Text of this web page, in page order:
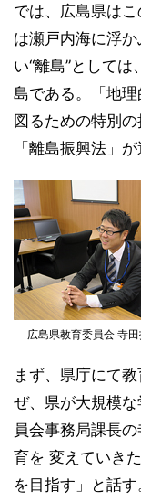
では、広島県は
は瀬戸内海に浮
い“離島”として
島である。「地
図るための特別の
「離島振興法」
広島県教育委員会 寺
まず、県庁にて
ぜ、県が大規模
員会事務局課長
育を 変えていき
を目指す」と話